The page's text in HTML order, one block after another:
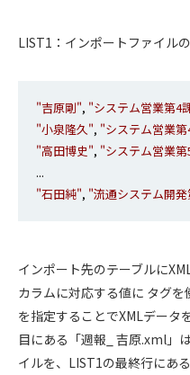
LIST1：インポートファイル
"吉原剛", "システム営業第4
"小泉隆久", "システム営業
"高田博史", "システム営業
"石田純", "流通システム開
インポート先のテーブルに
カラムに対応する値に タグを
を指定することでXMLデータ
目にある「週報_ 吉原.xml」
イルを、LIST1の最終行にあ